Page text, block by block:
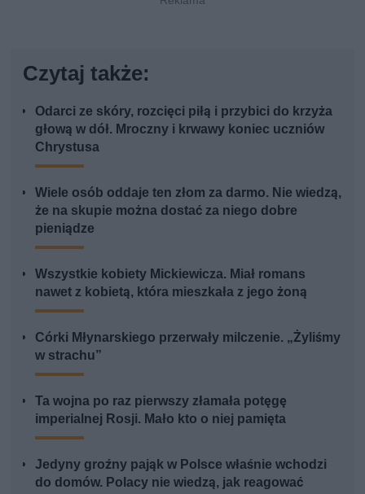
Czytaj także:
Odarci ze skóry, rozcięci piłą i przybici do krzyża
głową w dół. Mroczny i krwawy koniec uczniów
Chrystusa
Wiele osób oddaje ten złom za darmo. Nie wiedzą,
że na skupie można dostać za niego dobre
pieniądze
Wszystkie kobiety Mickiewicza. Miał romans
nawet z kobietą, która mieszkała z jego żoną
Córki Młynarskiego przerwały milczenie. „Żyliśmy
w strachu”
Ta wojna po raz pierwszy złamała potęgę
imperialnej Rosji. Mało kto o niej pamięta
Jedyny groźny pająk w Polsce właśnie wchodzi
do domów. Polacy nie wiedzą, jak reagować